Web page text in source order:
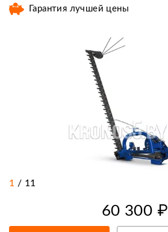
Гарантия лучшей цены
1 / 11
60 300 ₽